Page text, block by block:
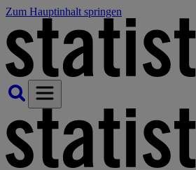
Zum Hauptinhalt springen